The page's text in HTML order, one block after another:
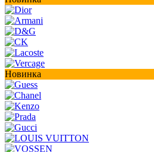
Новинка